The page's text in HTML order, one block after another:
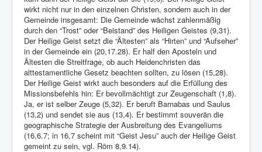
wirkt nicht nur in den einzelnen Christen, sondern auch in der
Gemeinde insgesamt: Die Gemeinde wächst zahlenmäßig
durch den “Trost” oder “Beistand” des Heiligen Geistes (9,31).
Der Heilige Geist setzt die “Ältesten” als “Hirten” und “Aufseher”
in der Gemeinde ein (20,17.28). Er half den Aposteln und
Ältesten die Streitfrage, ob auch Heidenchristen das
alttestamentliche Gesetz beachten sollten, zu lösen (15,28).
Der Heilige Geist wirkt auch besonders auf die Erfüllung des
Missionsbefehls hin: Er bevollmächtigt zur Zeugenschaft (1,8).
Ja, er ist selber Zeuge (5,32). Er beruft Barnabas und Saulus
(13,2) und sendet sie aus (13,4). Er bestimmt souverän die
geographische Strategie der Ausbreitung des Evangeliums
(16,6.7; in 16,7 scheint mit “Geist Jesu” auch der Heilige Geist
gemeint zu sein, vgl. Röm 8,9.14).